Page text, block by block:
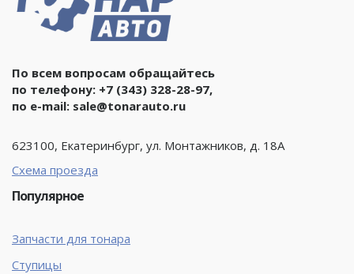
По всем вопросам обращайтесь
по телефону: +7 (343) 328-28-97,
по e-mail: sale@tonarauto.ru
623100, Екатеринбург, ул. Монтажников, д. 18А
Схема проезда
Популярное
Запчасти для тонара
Ступицы